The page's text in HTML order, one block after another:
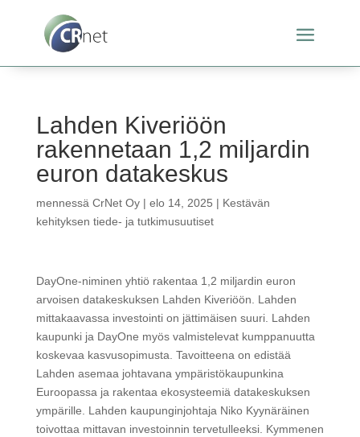
Lahden Kiveriöön
rakennetaan 1,2 miljardin
euron datakeskus
mennessä CrNet Oy| elo 14, 2025 | Kestävän
kehityksen tiede- ja tutkimusuutiset
DayOne-niminen yhtiö rakentaa 1,2 miljardin euron
arvoisen datakeskuksen Lahden Kiveriöön. Lahden
mittakaavassa investointi on jättimäisen suuri. Lahden
kaupunki ja DayOne myös valmistelevat kumppanuutta
koskevaa kasvusopimusta. Tavoitteena on edistää
Lahden asemaa johtavana ympäristökaupunkina
Euroopassa ja rakentaa ekosysteemiä datakeskuksen
ympärille. Lahden kaupunginjohtaja Niko Kyynäräinen
toivottaa mittavan investoinnin tervetulleeksi. Kymmenen